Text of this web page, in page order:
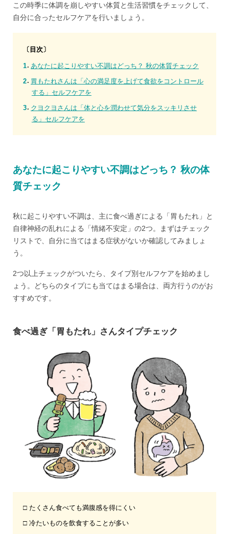
この時季に体調を崩しやすい体質と生活習慣をチェックして、
自分に合ったセルフケアを行いましょう。
〔目次〕
あなたに起こりやすい不調はどっち？ 秋の体質チェック
胃もたれさんは「心の満足度を上げて食欲をコントロール
する」セルフケアを
クヨクヨさんは「体と心を潤わせて気分をスッキリさせ
る」セルフケアを
あなたに起こりやすい不調はどっち？ 秋の体
質チェック
秋に起こりやすい不調は、主に食べ過ぎによる「胃もたれ」と
自律神経の乱れによる「情緒不安定」の2つ。まずはチェック
リストで、自分に当てはまる症状がないか確認してみましょ
う。
2つ以上チェックがついたら、タイプ別セルフケアを始めまし
ょう。どちらのタイプにも当てはまる場合は、両方行うのがお
すすめです。
食べ過ぎ「胃もたれ」さんタイプチェック
□ たくさん食べても満腹感を得にくい
□ 冷たいものを飲食することが多い